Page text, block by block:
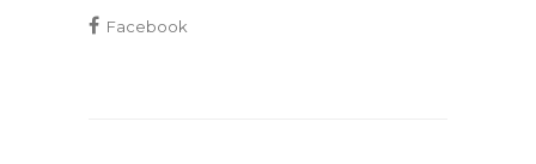
Facebook